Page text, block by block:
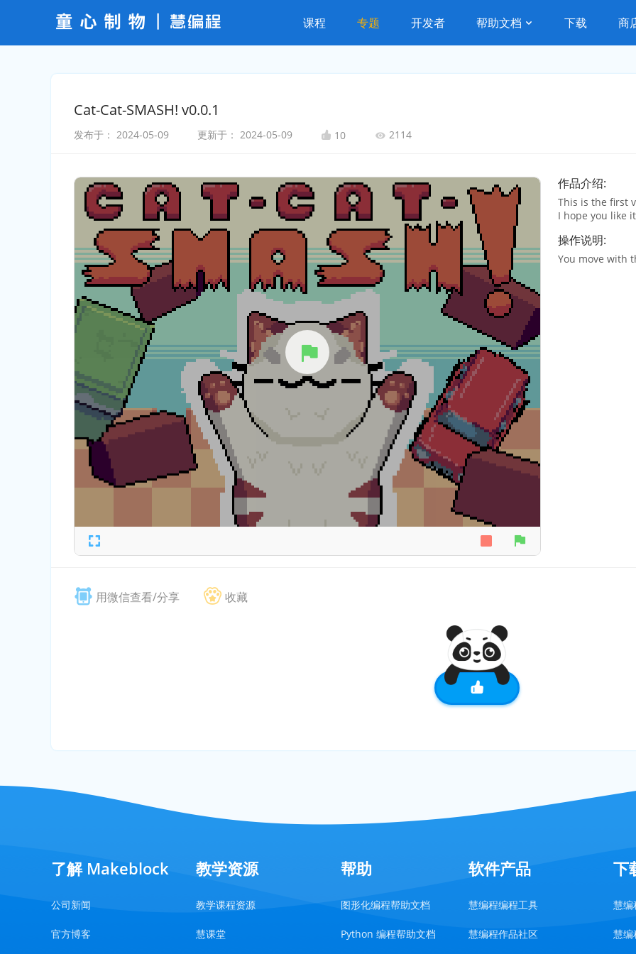
课程 专题 开发者 帮助文档 下载 商
Cat-Cat-SMASH! v0.0.1
发布于： 2024-05-09 更新于： 2024-05-09 10 2114
作品介绍:
This is the first
I hope you like
操作说明:
You move with
用微信查看/分享 收藏
了解 Makeblock
公司新闻
官方博客
教学资源
教学课程资源
慧课堂
帮助
图形化编程帮助文档
Python 编程帮助文档
软件产品
慧编程编程工具
慧编程作品社区
下
慧
慧